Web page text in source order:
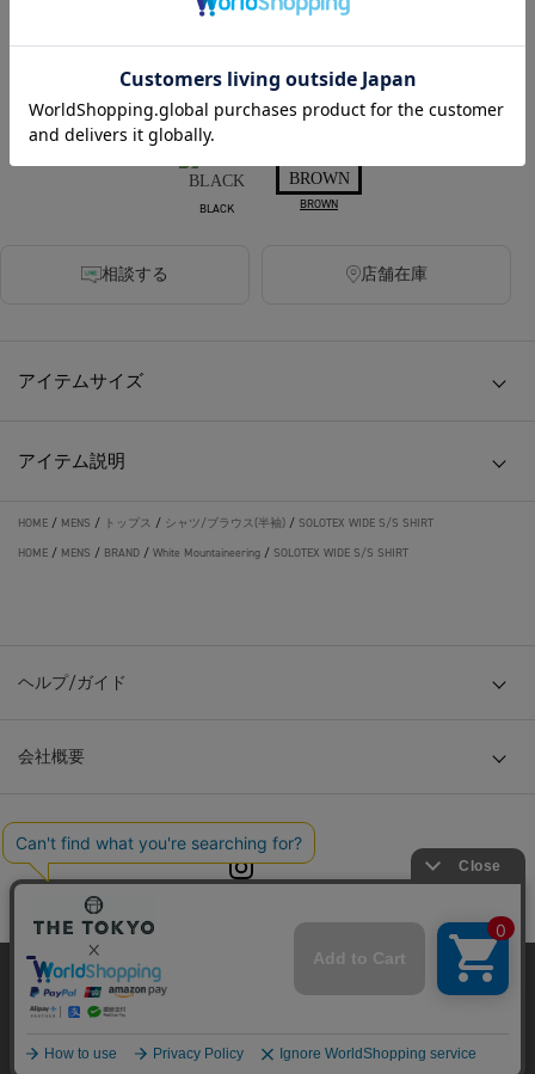
380ポイント付与
カラー
BLACK BROWN
相談する 店舗在庫
アイテムサイズ
アイテム説明
HOME / MENS / トップス / シャツ/ブラウス(半袖) / SOLOTEX WIDE S/S SHIRT
HOME / MENS / BRAND / White Mountaineering / SOLOTEX WIDE S/S SHIRT
ヘルプ/ガイド
会社概要
© TOKYO BASE CO., LTD
当サイトはクッキー(cookie)を使用します。クッキーはサイト内
の一部の機能および、サイトの使用状況の分析からマーケティ
ング活動に利用することを目的としています。
プライバシーポリシーはこちら